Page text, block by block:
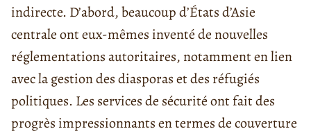
indirecte. D’abord, beaucoup d’États d’Asie
centrale ont eux-mêmes inventé de nouvelles
réglementations autoritaires, notamment en lien
avec la gestion desdiasporaset des réfugiés
politiques. Les services de sécurité ont fait des
progrès impressionnants en termes de couverture